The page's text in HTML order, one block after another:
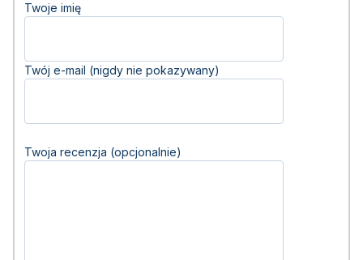
Twoje imię
Twój e-mail (nigdy nie pokazywany)
Twoja recenzja (opcjonalnie)